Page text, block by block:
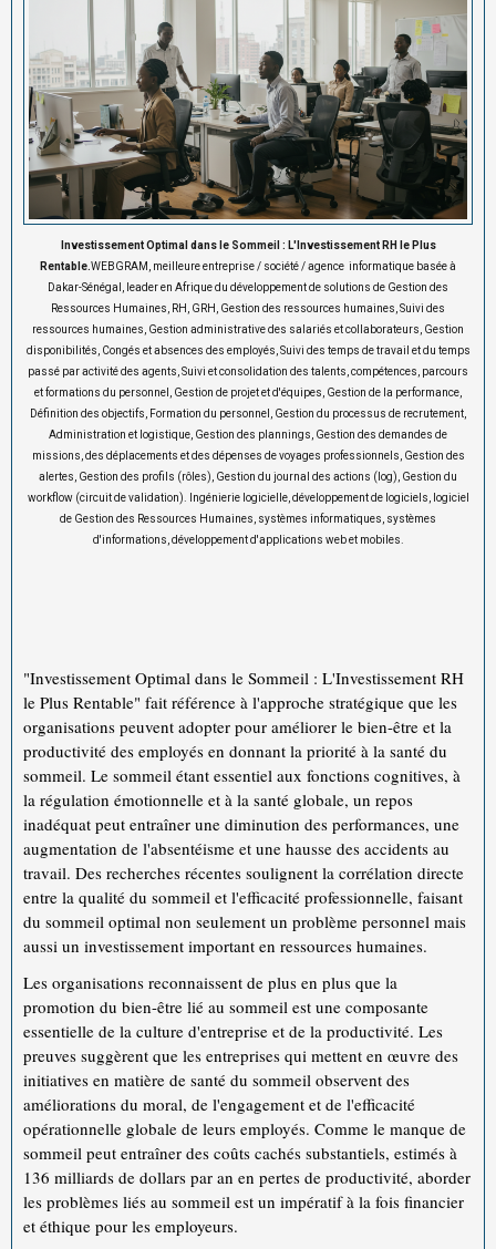
Investissement Optimal dans le Sommeil : L'Investissement RH le Plus
Rentable.WEBGRAM, meilleure entreprise / société / agence informatique basée à
Dakar-Sénégal, leader en Afrique du développement de solutions de Gestion des
Ressources Humaines, RH, GRH, Gestion des ressources humaines, Suivi des
ressources humaines, Gestion administrative des salariés et collaborateurs, Gestion
disponibilités, Congés et absences des employés, Suivi des temps de travail et du temps
passé par activité des agents, Suivi et consolidation des talents, compétences, parcours
et formations du personnel, Gestion de projet et d'équipes, Gestion de la performance,
Définition des objectifs, Formation du personnel, Gestion du processus de recrutement,
Administration et logistique, Gestion des plannings, Gestion des demandes de
missions, des déplacements et des dépenses de voyages professionnels, Gestion des
alertes, Gestion des profils (rôles), Gestion du journal des actions (log), Gestion du
workflow (circuit de validation). Ingénierie logicielle, développement de logiciels, logiciel
de Gestion des Ressources Humaines, systèmes informatiques, systèmes
d'informations, développement d'applications web et mobiles.
"Investissement Optimal dans le Sommeil : L'Investissement RH
le Plus Rentable" fait référence à l'approche stratégique que les
organisations peuvent adopter pour améliorer le bien-être et la
productivité des employés en donnant la priorité à la santé du
sommeil. Le sommeil étant essentiel aux fonctions cognitives, à
la régulation émotionnelle et à la santé globale, un repos
inadéquat peut entraîner une diminution des performances, une
augmentation de l'absentéisme et une hausse des accidents au
travail. Des recherches récentes soulignent la corrélation directe
entre la qualité du sommeil et l'efficacité professionnelle, faisant
du sommeil optimal non seulement un problème personnel mais
aussi un investissement important en ressources humaines.
Les organisations reconnaissent de plus en plus que la
promotion du bien-être lié au sommeil est une composante
essentielle de la culture d'entreprise et de la productivité. Les
preuves suggèrent que les entreprises qui mettent en œuvre des
initiatives en matière de santé du sommeil observent des
améliorations du moral, de l'engagement et de l'efficacité
opérationnelle globale de leurs employés. Comme le manque de
sommeil peut entraîner des coûts cachés substantiels, estimés à
136 milliards de dollars par an en pertes de productivité, aborder
les problèmes liés au sommeil est un impératif à la fois financier
et éthique pour les employeurs.